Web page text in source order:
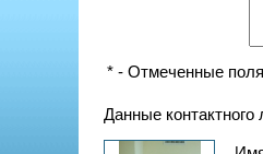
* - Отмеченные
Данные контактного